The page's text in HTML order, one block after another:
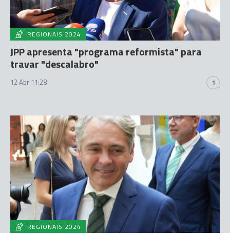
REGIONAIS 2024
JPP apresenta "programa reformista" para
travar "descalabro"
12 Abr 11:28 1
REGIONAIS 2024